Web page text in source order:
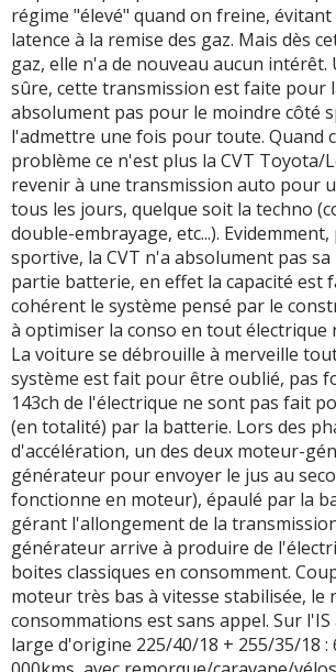
régime "élevé" quand on freine,
latence à la remise des gaz. Mais dès
gaz, elle n'a de nouveau aucun intérêt.
sûre, cette transmission est faite pour
absolument pas pour le moindre côté
l'admettre une fois pour toute. Quand
problème ce n'est plus la CVT Toyota/
revenir à une transmission auto pour
tous les jours, quelque soit la techno
double-embrayage, etc...).
sportive, la CVT n'a absolument pas sa
partie batterie, en effet la capacité est
cohérent le système pensé par le
à optimiser la conso en tout électrique
La voiture se débrouille à merveille
système est fait pour être oublié, pas
143ch de l'électrique ne sont pas fait
(en totalité) par la batterie. Lors des
d'accélération, un des deux moteur-
générateur pour envoyer le jus au
fonctionne en moteur), épaulé par la
gérant l'allongement de la
générateur arrive à produire de
boites classiques en consomment.
moteur très bas à vitesse stabilisée, le
consommations est sans appel. Sur
large d'origine 225/40/18 + 255/35/18 :